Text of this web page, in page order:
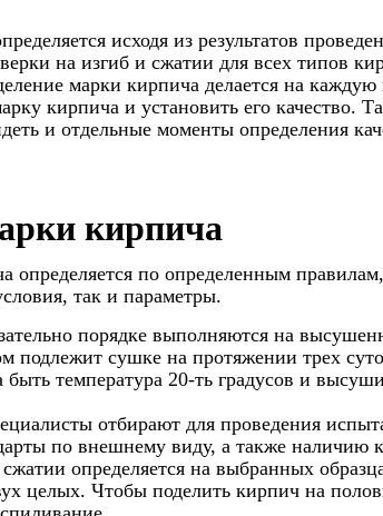
исходя из результатов
на изгиб и сжатии для всех типов
марки кирпича делается на
кирпича и установить его качество.
и отдельные моменты определения
кирпича
определяется по определенным
так и параметры.
порядке выполняются на
подлежит сушке на протяжении трех
температура 20-ть градусов и
отбирают для проведения
по внешнему виду, а также наличию
определяется на выбранных
целых. Чтобы поделить кирпич на